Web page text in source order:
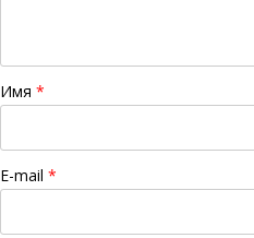
Имя *
E-mail *